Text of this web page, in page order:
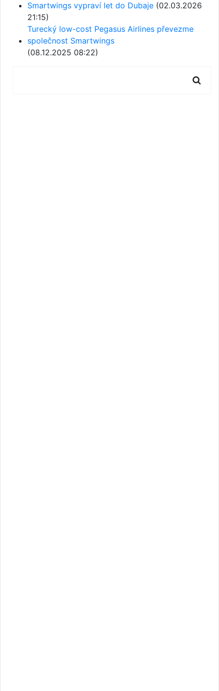
Smartwings vypraví let do Dubaje (02.03.2026
21:15)
Turecký low-cost Pegasus Airlines převezme
společnost Smartwings
(08.12.2025 08:22)